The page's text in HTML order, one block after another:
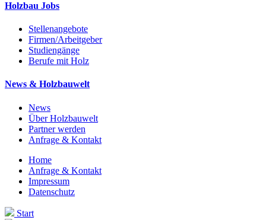
Holzbau Jobs
Stellenangebote
Firmen/Arbeitgeber
Studiengänge
Berufe mit Holz
News & Holzbauwelt
News
Über Holzbauwelt
Partner werden
Anfrage & Kontakt
Home
Anfrage & Kontakt
Impressum
Datenschutz
Start